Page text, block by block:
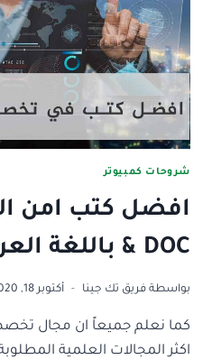
(
عالمية
وموثوقة
)
شروحات كمبيوتر
& DOC باللغة العربية والانجليزية
بواسطة فريق تك جينا أكتوبر 18, 2020
كما نعلم جميعاً ان مجال
اكثر المجالات العلمية